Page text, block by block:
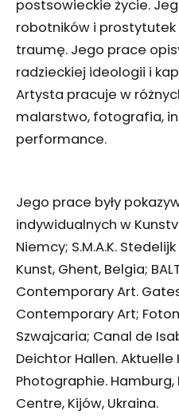
postsowieckie życie.
robotników i prostytutek
traumę. Jego prace
radzieckiej ideologii i
Artysta pracuje w
malarstwo, fotografia,
performance.
Jego prace były
indywidualnych w
Niemcy; S.M.A.K.
Kunst, Ghent, Belgia;
Contemporary Art.
Contemporary Art;
Szwajcaria; Canal de
Deichtor Hallen. Aktuelle
Photographie. Hamburg,
Centre, Kijów, Ukraina.